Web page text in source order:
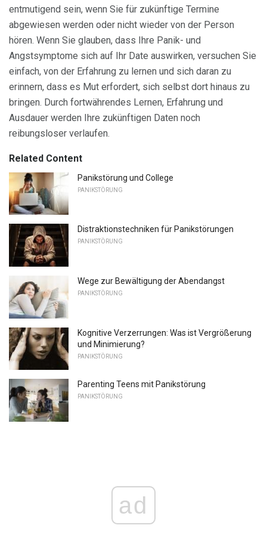
entmutigend sein, wenn Sie für zukünftige Termine
abgewiesen werden oder nicht wieder von der Person
hören. Wenn Sie glauben, dass Ihre Panik- und
Angstsymptome sich auf Ihr Date auswirken, versuchen Sie
einfach, von der Erfahrung zu lernen und sich daran zu
erinnern, dass es Mut erfordert, sich selbst dort hinaus zu
bringen. Durch fortwährendes Lernen, Erfahrung und
Ausdauer werden Ihre zukünftigen Daten noch
reibungsloser verlaufen.
Related Content
Panikstörung und College
PANIKSTÖRUNG
Distraktionstechniken für Panikstörungen
PANIKSTÖRUNG
Wege zur Bewältigung der Abendangst
PANIKSTÖRUNG
Kognitive Verzerrungen: Was ist Vergrößerung
und Minimierung?
PANIKSTÖRUNG
Parenting Teens mit Panikstörung
PANIKSTÖRUNG
ad